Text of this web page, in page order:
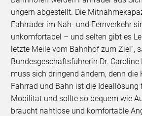
ungern abgestellt. Die
Fahrräder im Nah- und Fernverkehr
unkomfortabel – und selten gibt es
letzte Meile vom Bahnhof zum Ziel“,
Bundesgeschäftsführerin Dr. Caroline
muss sich dringend ändern, denn die
Fahrrad und Bahn ist die
Mobilität und sollte so bequem wie
braucht nahtlose und komfortable